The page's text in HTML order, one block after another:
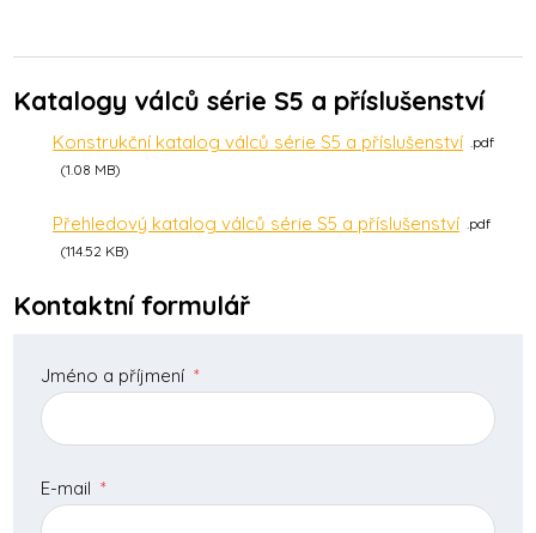
Katalogy válců série S5 a příslušenství
Konstrukční katalog válců série S5 a příslušenství pdf
1.08 MB
Přehledový katalog válců série S5 a příslušenství pdf
114.52 KB
Kontaktní formulář
Jméno a příjmení *
E-mail *